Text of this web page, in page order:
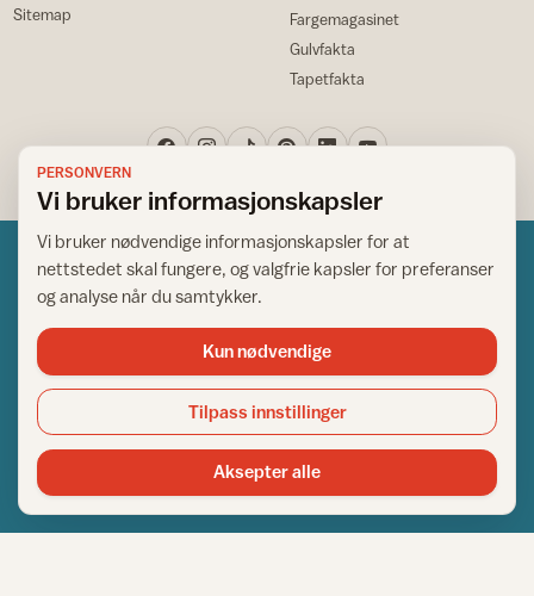
Sitemap
Fargemagasinet
Gulvfakta
Tapetfakta
Norsk råd for hjem og bygg
Copyright © 1995-2026. All Rights Reserved.
Ansvarlig redaktør: Helge Bod Vangen
Utgiver: IFI - Norsk råd for hjem og bygg
PERSONVERN
Vi bruker informasjonskapsler
Vi bruker nødvendige informasjonskapsler for at
nettstedet skal fungere, og valgfrie kapsler for preferanser
og analyse når du samtykker.
Kun nødvendige
Tilpass innstillinger
Aksepter alle